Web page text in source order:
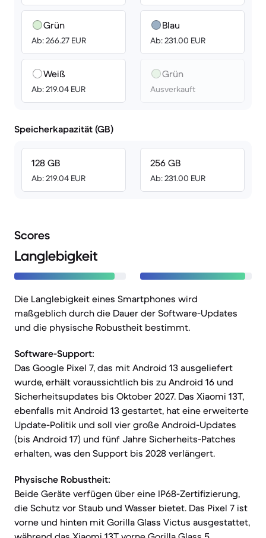
Grün
Ab: 266.27 EUR
Weiß
Ab: 219.04 EUR
Blau
Ab: 231.00 EUR
Grün
Ausverkauft
Speicherkapazität (GB)
128 GB
Ab: 219.04 EUR
256 GB
Ab: 231.00 EUR
Scores
Langlebigkeit
Die Langlebigkeit eines Smartphones wird
maßgeblich durch die Dauer der Software-Updates
und die physische Robustheit bestimmt.
Software-Support:
Das Google Pixel 7, das mit Android 13 ausgeliefert
wurde, erhält voraussichtlich bis zu Android 16 und
Sicherheitsupdates bis Oktober 2027. Das Xiaomi 13T,
ebenfalls mit Android 13 gestartet, hat eine erweiterte
Update-Politik und soll vier große Android-Updates
(bis Android 17) und fünf Jahre Sicherheits-Patches
erhalten, was den Support bis 2028 verlängert.
Physische Robustheit:
Beide Geräte verfügen über eine IP68-Zertifizierung,
die Schutz vor Staub und Wasser bietet. Das Pixel 7 ist
vorne und hinten mit Gorilla Glass Victus ausgestattet,